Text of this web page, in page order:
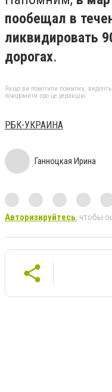
пообещал в
ликвидировать
дорогах.
Якщо ви помітили помилку, виділіть
повідомити про це редакцію
РБК-УКРАИНА
Ганноцкая Ирина
Авторизируйтесь, чтобы